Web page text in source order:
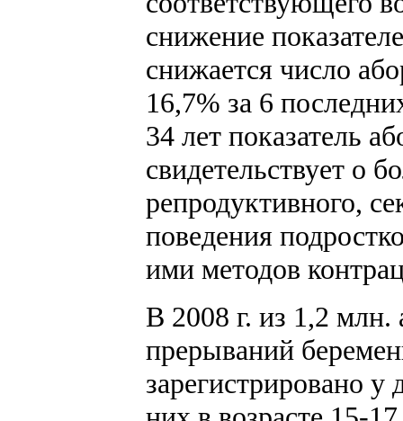
снижение
снижается число
16,7% за 6
34 лет показатель
свидетельствует о
репродуктивного,
поведения
ими методов
В 2008 г. из 1,2 млн.
прерываний
зарегистрировано у